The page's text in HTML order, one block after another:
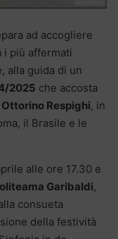
ad accogliere
i più affermati
alla guida di un
2025 che accosta
Ottorino Respighi, in
il Brasile e le
alle ore 17.30 e
Garibaldi,
consueta
della festività